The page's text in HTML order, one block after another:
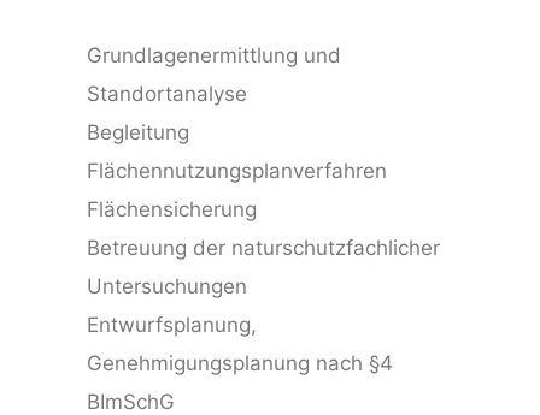
Grundlagenermittlung und
Standortanalyse
Begleitung
Flächennutzungsplanverfahren
Flächensicherung
Betreuung der naturschutzfachlicher
Untersuchungen
Entwurfsplanung,
Genehmigungsplanung nach §4
BImSchG